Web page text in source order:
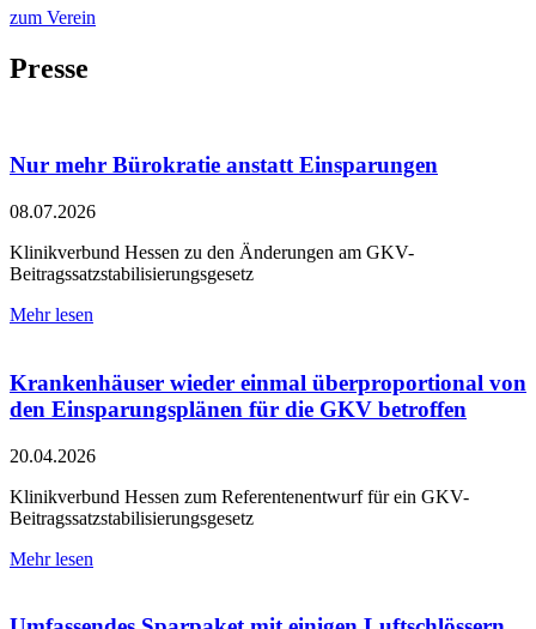
zum Verein
Presse
Nur mehr Bürokratie anstatt Einsparungen
08.07.2026
Klinikverbund Hessen zu den Änderungen am GKV-
Beitragssatzstabilisierungsgesetz
Mehr lesen
Krankenhäuser wieder einmal überproportional von
den Einsparungsplänen für die GKV betroffen
20.04.2026
Klinikverbund Hessen zum Referentenentwurf für ein GKV-
Beitragssatzstabilisierungsgesetz
Mehr lesen